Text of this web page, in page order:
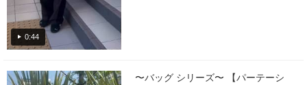
0:44
〜バッグ シリーズ〜 【パーテーシ